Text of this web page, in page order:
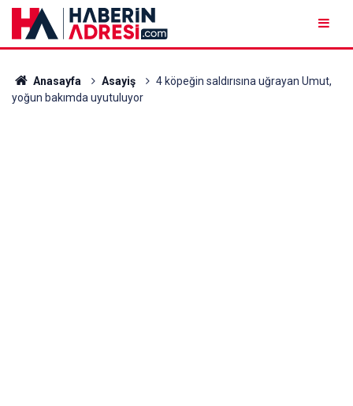
Anasayfa Asayiş
4 köpeğin saldırısına uğrayan Umut,
yoğun bakımda uyutuluyor